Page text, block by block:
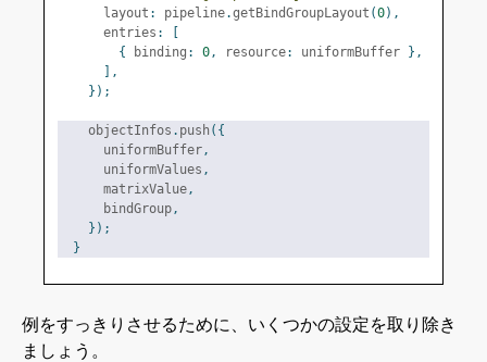
      layout
: pipeline.getBindGroupLayout (0),
      entries
:
{
binding : 0, resource: uniformBuffer
},
],
});
    objectInfos
. push ({
      uniformBuffer
,
      uniformValues
,
      matrixValue
,
      bindGroup
,
});
}
例をすっきりさせるために、いくつかの設定を取り除き
ましょう。